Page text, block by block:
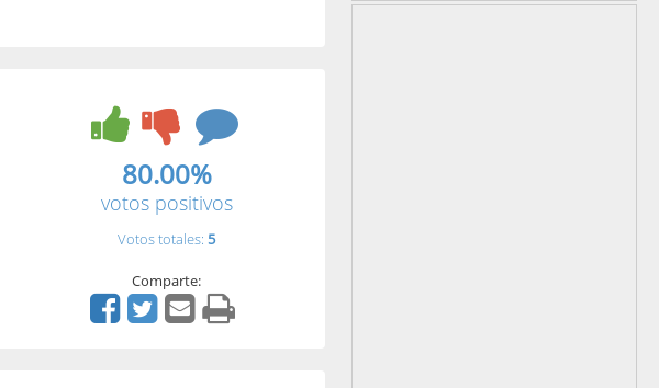
80.00%
votos positivos
Votos totales: 5
Comparte: